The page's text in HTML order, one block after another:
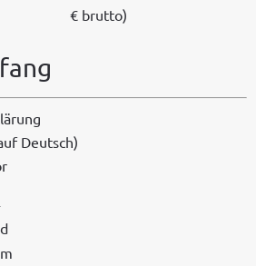
€ brutto)
Deutsch)